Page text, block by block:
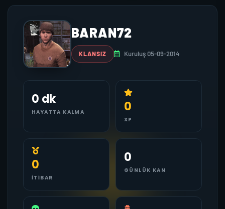
BARAN72
KLANSIZ Kuruluş 05-09-2014
0 dk
HAYATTA KALMA 0
XP
0
İTIBAR
0
GÜNLÜK KAN